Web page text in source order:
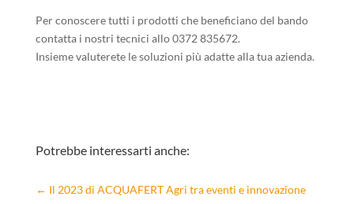
Per conoscere tutti i prodotti che beneficiano del bando
contatta i nostri tecnici allo 0372 835672.
Insieme valuterete le soluzioni più adatte alla tua azienda.
Potrebbe interessarti anche:
← Il 2023 di ACQUAFERT Agri tra eventi e innovazione